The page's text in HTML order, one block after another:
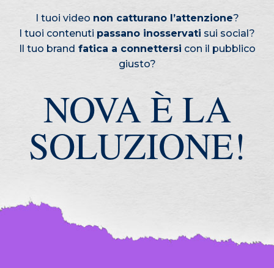
I tuoi video non catturano l’attenzione?
I tuoi contenuti passano inosservati sui social?
Il tuo brand fatica a connettersi con il pubblico
giusto?
NOVA È LA
SOLUZIONE!